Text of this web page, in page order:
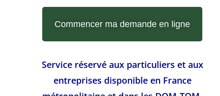
Commencer ma demande en ligne
Service réservé aux particuliers et aux
entreprises disponible en France